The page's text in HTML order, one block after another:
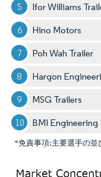
Ifor Williams
Hino Motors
Poh Wah Trailer
Hargon
MSG Trailers
BMI Engineering
*免責事項:主要選手の並